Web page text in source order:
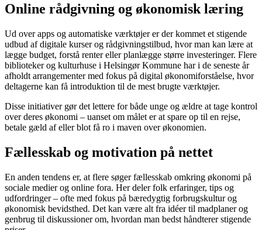
Online rådgivning og økonomisk læring
Ud over apps og automatiske værktøjer er der kommet et stigende
udbud af digitale kurser og rådgivningstilbud, hvor man kan lære at
lægge budget, forstå renter eller planlægge større investeringer. Flere
biblioteker og kulturhuse i Helsingør Kommune har i de seneste år
afholdt arrangementer med fokus på digital økonomiforståelse, hvor
deltagerne kan få introduktion til de mest brugte værktøjer.
Disse initiativer gør det lettere for både unge og ældre at tage kontrol
over deres økonomi – uanset om målet er at spare op til en rejse,
betale gæld af eller blot få ro i maven over økonomien.
Fællesskab og motivation på nettet
En anden tendens er, at flere søger fællesskab omkring økonomi på
sociale medier og online fora. Her deler folk erfaringer, tips og
udfordringer – ofte med fokus på bæredygtig forbrugskultur og
økonomisk bevidsthed. Det kan være alt fra idéer til madplaner og
genbrug til diskussioner om, hvordan man bedst håndterer stigende